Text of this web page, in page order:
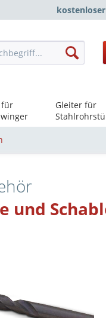
für
Gleiter für
und